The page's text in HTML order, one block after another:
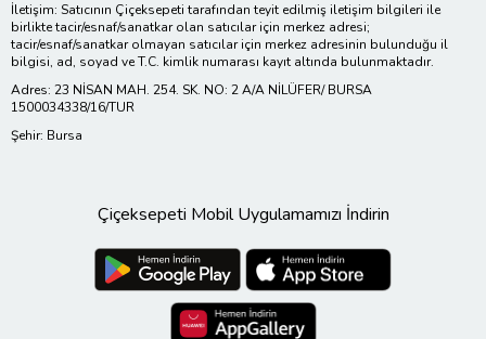
İletişim: Satıcının Çiçeksepeti tarafından teyit edilmiş iletişim bilgileri ile
birlikte tacir/esnaf/sanatkar olan satıcılar için merkez adresi;
tacir/esnaf/sanatkar olmayan satıcılar için merkez adresinin bulunduğu il
bilgisi, ad, soyad ve T.C. kimlik numarası kayıt altında bulunmaktadır.
Adres: 23 NİSAN MAH. 254. SK. NO: 2 A/A NİLÜFER/ BURSA
1500034338/16/TUR
Şehir: Bursa
Çiçeksepeti Mobil Uygulamamızı İndirin